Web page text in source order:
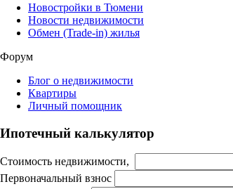
Новостройки в Тюмени
Новости недвижимости
Обмен (Trade-in) жилья
Форум
Блог о недвижимости
Квартиры
Личный помощник
Ипотечный калькулятор
Стоимость недвижимости,
Первоначальный взнос